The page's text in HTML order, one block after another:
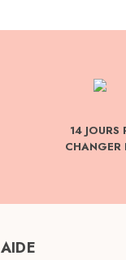
14 JOURS
CHANGER
AIDE